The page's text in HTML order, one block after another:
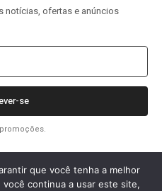
notícias, ofertas e anúncios
se
que você tenha a melhor
continua a usar este site,